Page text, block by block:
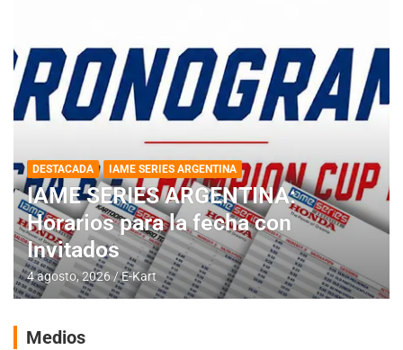
DESTACADA IAME SERIES ARGENTINA
IAME SERIES ARGENTINA:
Horarios para la fecha con
Invitados
4 agosto, 2026 E-Kart
Medios